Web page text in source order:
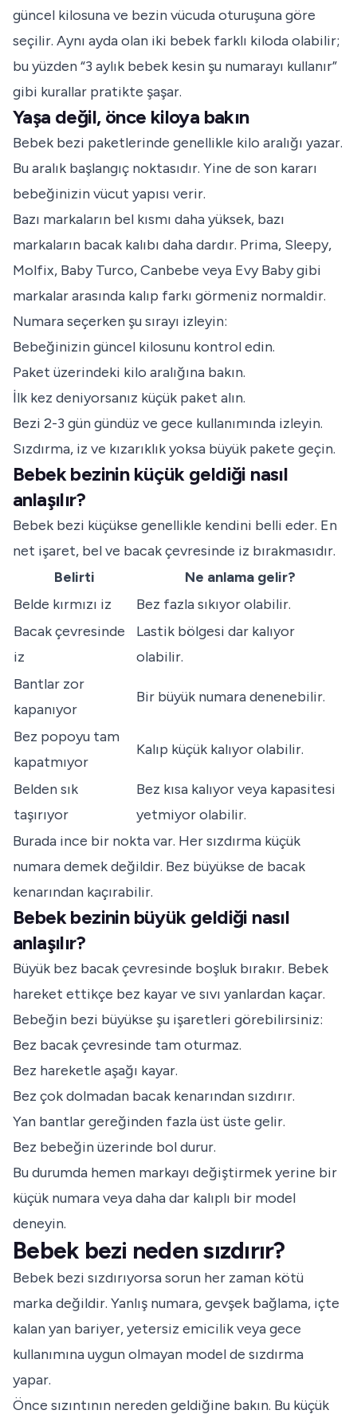
güncel kilosuna ve bezin vücuda oturuşuna göre
seçilir. Aynı ayda olan iki bebek farklı kiloda olabilir;
bu yüzden “3 aylık bebek kesin şu numarayı kullanır”
gibi kurallar pratikte şaşar.
Yaşa değil, önce kiloya bakın
Bebek bezi paketlerinde genellikle kilo aralığı yazar.
Bu aralık başlangıç noktasıdır. Yine de son kararı
bebeğinizin vücut yapısı verir.
Bazı markaların bel kısmı daha yüksek, bazı
markaların bacak kalıbı daha dardır. Prima, Sleepy,
Molfix, Baby Turco, Canbebe veya Evy Baby gibi
markalar arasında kalıp farkı görmeniz normaldir.
Numara seçerken şu sırayı izleyin:
Bebeğinizin güncel kilosunu kontrol edin.
Paket üzerindeki kilo aralığına bakın.
İlk kez deniyorsanız küçük paket alın.
Bezi 2-3 gün gündüz ve gece kullanımında izleyin.
Sızdırma, iz ve kızarıklık yoksa büyük pakete geçin.
Bebek bezinin küçük geldiği nasıl
anlaşılır?
Bebek bezi küçükse genellikle kendini belli eder. En
net işaret, bel ve bacak çevresinde iz bırakmasıdır.
Belirti
Ne anlama gelir?
Belde kırmızı iz
Bez fazla sıkıyor olabilir.
Bacak çevresinde
iz
Lastik bölgesi dar kalıyor
olabilir.
Bantlar zor
kapanıyor
Bir büyük numara denenebilir.
Bez popoyu tam
kapatmıyor
Kalıp küçük kalıyor olabilir.
Belden sık
taşırıyor
Bez kısa kalıyor veya kapasitesi
yetmiyor olabilir.
Burada ince bir nokta var. Her sızdırma küçük
numara demek değildir. Bez büyükse de bacak
kenarından kaçırabilir.
Bebek bezinin büyük geldiği nasıl
anlaşılır?
Büyük bez bacak çevresinde boşluk bırakır. Bebek
hareket ettikçe bez kayar ve sıvı yanlardan kaçar.
Bebeğin bezi büyükse şu işaretleri görebilirsiniz:
Bez bacak çevresinde tam oturmaz.
Bez hareketle aşağı kayar.
Bez çok dolmadan bacak kenarından sızdırır.
Yan bantlar gereğinden fazla üst üste gelir.
Bez bebeğin üzerinde bol durur.
Bu durumda hemen markayı değiştirmek yerine bir
küçük numara veya daha dar kalıplı bir model
deneyin.
Bebek bezi neden sızdırır?
Bebek bezi sızdırıyorsa sorun her zaman kötü
marka değildir. Yanlış numara, gevşek bağlama, içte
kalan yan bariyer, yetersiz emicilik veya gece
kullanımına uygun olmayan model de sızdırma
yapar.
Önce sızıntının nereden geldiğine bakın. Bu küçük